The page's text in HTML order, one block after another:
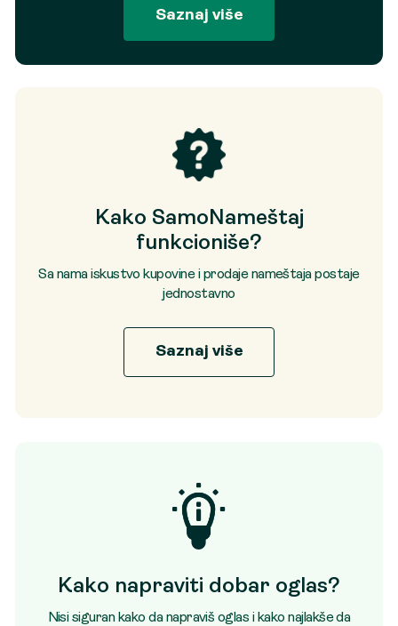
Saznaj više
Kako SamoNameštaj
funkcioniše?
Sa nama iskustvo kupovine i prodaje nameštaja postaje
jednostavno
Saznaj više
Kako napraviti dobar oglas?
Nisi siguran kako da napraviš oglas i kako najlakše da